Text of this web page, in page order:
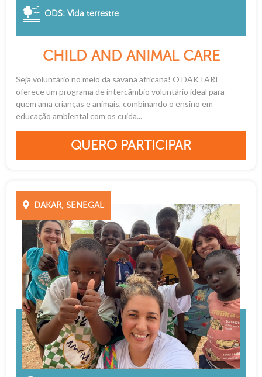
ODS: Vida terrestre
CHILD AND ANIMAL CARE
Seja voluntário no meio da savana africana! O DAKTARI
oferece um programa de intercâmbio voluntário ideal para
quem ama crianças e animais, combinando o ensino em
educação ambiental com os cuida...
QUERO PARTICIPAR
DAKAR, SENEGAL